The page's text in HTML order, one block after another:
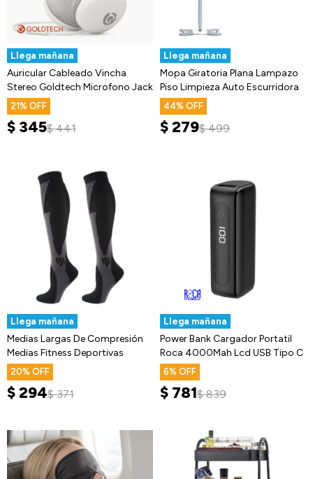
Llega mañana
Auricular Cableado Vincha
Stereo Goldtech Microfono Jack
21
$ 345$ 441
Llega mañana
Mopa Giratoria Plana Lampazo
Piso Limpieza Auto Escurridora
44
$279$ 499
Llega mañana
Medias Largas De Compresión
Medias Fitness Deportivas
20
$294$ 371
Llega mañana
Power Bank Cargador Portatil
Roca 4000Mah Lcd USB Tipo C
6
$ 781$ 839